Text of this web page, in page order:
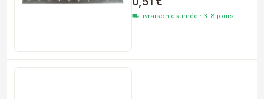
local_shippingLivraison estimée : 3-8 jours